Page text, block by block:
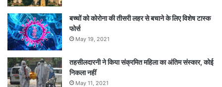
बच्चों को कोरोना की तीसरी लहर से बचाने के लिए विशेष टास्क
फोर्स
May 19, 2021
तहसीलदारनी ने किया संक्रमित महिला का अंतिम संस्कार, कोई
निकला नहीं
May 11, 2021